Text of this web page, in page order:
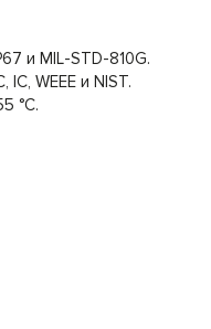
и MIL-STD-810G.
WEEE и NIST.
°C.